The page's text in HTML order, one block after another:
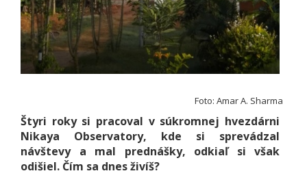
Foto: Amar A. Sharma
Štyri roky si pracoval v súkromnej hvezdárni
Nikaya Observatory, kde si sprevádzal
návštevy a mal prednášky, odkiaľ si však
odišiel. Čím sa dnes živíš?